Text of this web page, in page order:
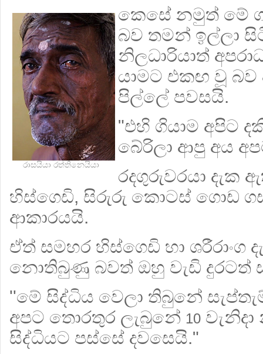
රාසයියා රත්තිනෙයියා
කෙසේ නමුත් මේ
බව තමන් ඉල්ලා
නිලධාරියාත්
යාමට එකඟ වූ බව
පිල්ලේ පවසයි.
"එහි ගියාම අපිට
බේරිලා ආපු අය
රදගුරුවරයා
හිස්ගෙඩි, සිරුරු කොටස් ගොඩ
ආකාරයයි.
ඒත් සමහර හිස්ගෙඩි හා ශරීරාංග
නොතිබුණු බවත් ඔහු වැඩි දුරටත්
''මේ සිද්ධිය වෙලා තිබුනේ
අපට තොරතුර ලැබුනේ 10
සිද්ධියට පස්සේ දවසෙයි."